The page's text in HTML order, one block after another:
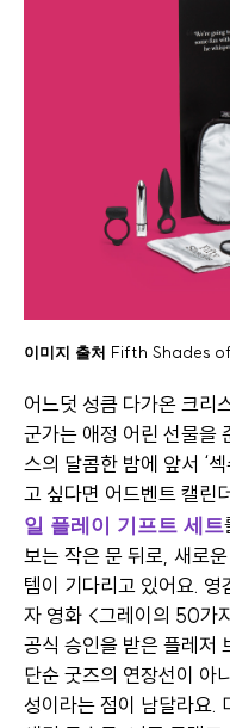
이미지 출처 Fifth Shades
어느덧 성큼 다가온 크리
군가는 애정 어린 선물을
스의 달콤한 밤에 앞서 ‘
고 싶다면 어드벤트 캘린
일 플레이 기프트 세트
보는 작은 문 뒤로, 새로
템이 기다리고 있어요. 영
자 영화 <그레이의 50가
공식 승인을 받은 플레저
단순 굿즈의 연장선이 아
성이라는 점이 남달라요.